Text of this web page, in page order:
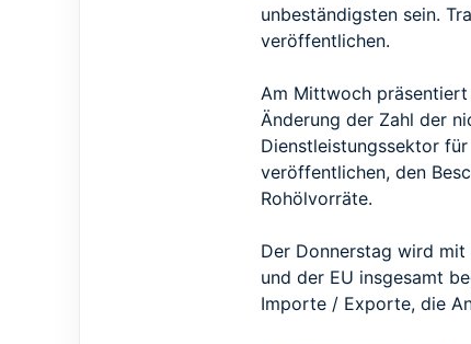
unbeständigsten sein.
veröffentlichen.
Am Mittwoch präsentiert
Änderung der Zahl der
Dienstleistungssektor
veröffentlichen, den
Rohölvorräte.
Der Donnerstag wird
und der EU insgesamt
Importe / Exporte, die